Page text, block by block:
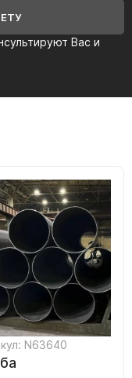
Вас и
N63640